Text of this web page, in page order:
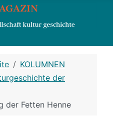
KOLUMNEN
der
der Fetten Henne